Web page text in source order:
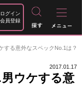
ログイン
会員登録
る意外なスペックNo.1は？
2017.01.17
ウケする意